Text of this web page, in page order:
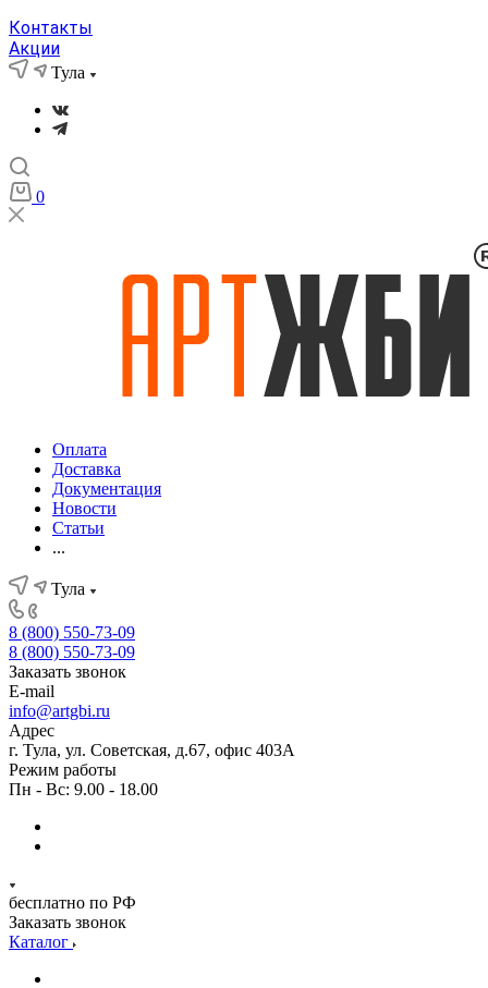
Контакты
Акции
Тула
0
Оплата
Доставка
Документация
Новости
Статьи
...
Тула
8 (800) 550-73-09
8 (800) 550-73-09
Заказать звонок
E-mail
info@artgbi.ru
Адрес
г. Тула, ул. Советская, д.67, офис 403А
Режим работы
Пн - Вс: 9.00 - 18.00
бесплатно по РФ
Заказать звонок
Каталог